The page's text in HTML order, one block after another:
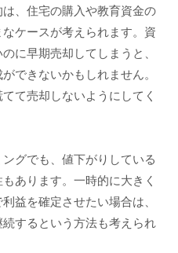
、住宅の購入や教育資金の
ケースが考えられます。資
に早期売却してしまうと、
できないかもしれません。
て売却しないようにしてく
グでも、値下がりしている
あります。一時的に大きく
益を確定させたい場合は、
するという方法も考えられ